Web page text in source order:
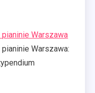
pianinie Warszawa
Warszawa: